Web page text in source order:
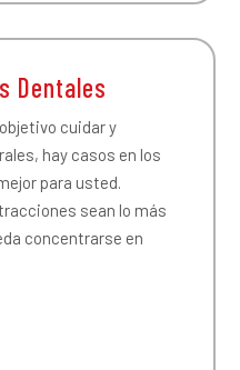
Dentales
cuidar y
hay casos en los
para usted.
sean lo más
concentrarse en